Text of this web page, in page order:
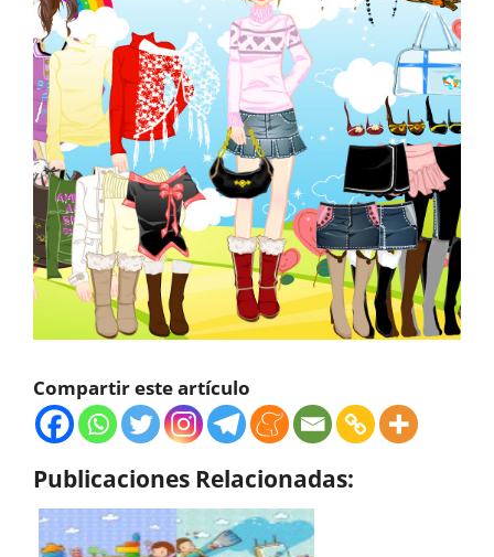
Compartir este artículo
Publicaciones Relacionadas: